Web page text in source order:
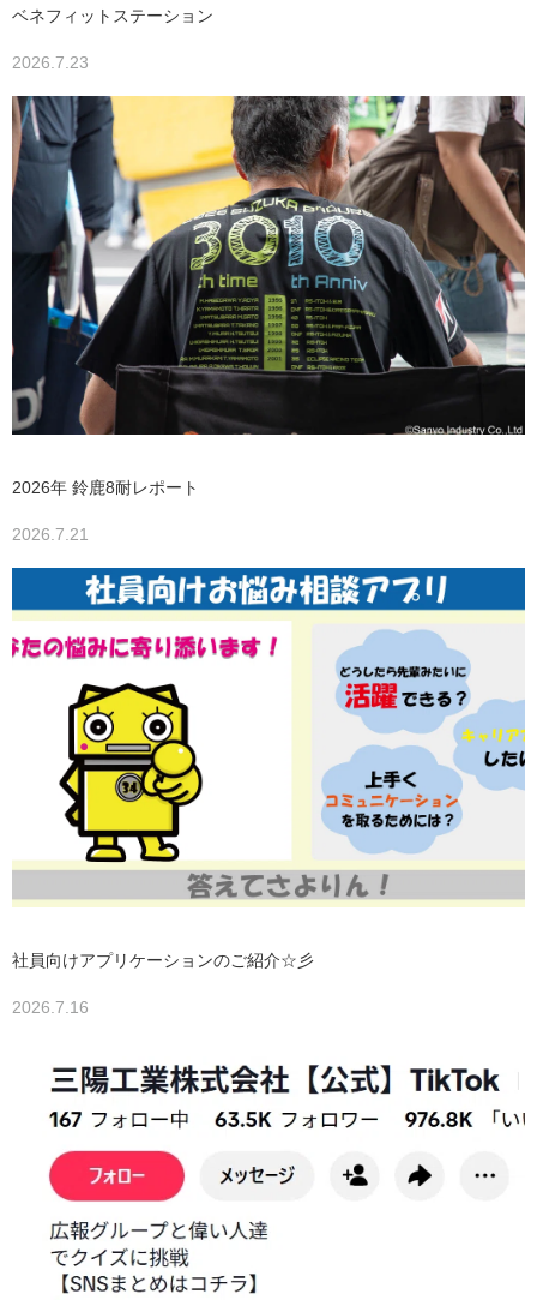
ベネフィットステーション
2026.7.23
2026年 鈴鹿8耐レポート
2026.7.21
社員向けアプリケーションのご紹介☆彡
2026.7.16